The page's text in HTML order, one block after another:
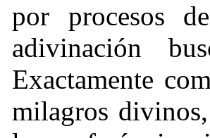
por procesos
adivinación
Exactamente
milagros